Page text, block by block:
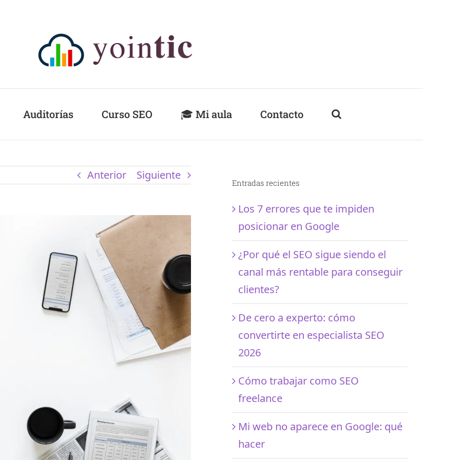
Auditorías Curso SEO 🎓 Mi aula Contacto
Anterior Siguiente
Entradas recientes
Los 7 errores que te impiden
posicionar en Google
¿Por qué el SEO sigue siendo el
canal más rentable para conseguir
clientes?
De cero a experto: cómo
convertirte en especialista SEO
2026
Cómo trabajar como SEO
freelance
Mi web no aparece en Google: qué
hacer